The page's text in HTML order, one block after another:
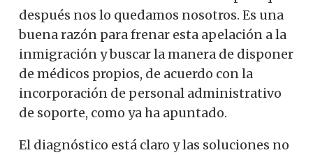
después nos lo quedamos nosotros. Es una
buena razón para frenar esta apelación a la
inmigración y buscar la manera de disponer
de médicos propios, de acuerdo con la
incorporación de personal administrativo
de soporte, como ya ha apuntado.
El diagnóstico está claro y las soluciones no